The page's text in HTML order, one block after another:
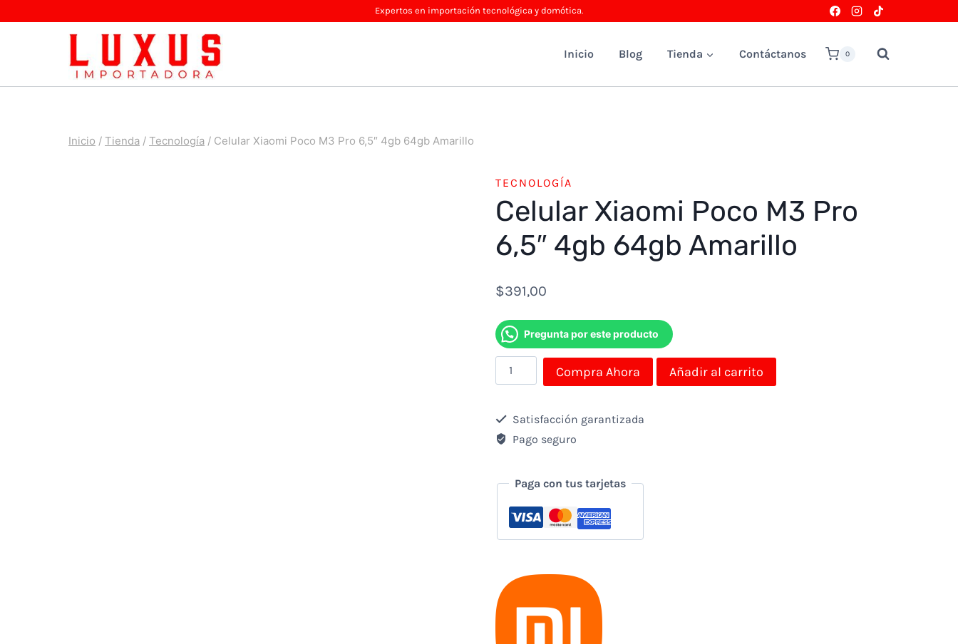
Expertos en importación tecnológica y domótica.
Inicio Blog Tienda Contáctanos 0
Inicio / Tienda / Tecnología / Celular Xiaomi Poco M3 Pro 6,5″ 4gb 64gb Amarillo
TECNOLOGÍA
Celular Xiaomi Poco M3 Pro
6,5″ 4gb 64gb Amarillo
$391,00
Pregunta por este producto
Celular
Xiaomi
Poco
M3
6,5"
64gb
cantidad
Compra Ahora Añadir al carrito
Satisfacción garantizada
Pago seguro
Paga con tus tarjetas